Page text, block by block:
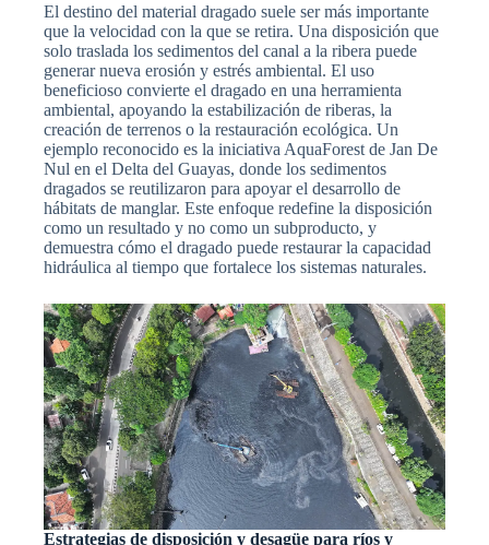
El destino del material dragado suele ser más importante
que la velocidad con la que se retira. Una disposición que
solo traslada los sedimentos del canal a la ribera puede
generar nueva erosión y estrés ambiental. El uso
beneficioso convierte el dragado en una herramienta
ambiental, apoyando la estabilización de riberas, la
creación de terrenos o la restauración ecológica. Un
ejemplo reconocido es la iniciativa AquaForest de Jan De
Nul en el Delta del Guayas, donde los sedimentos
dragados se reutilizaron para apoyar el desarrollo de
hábitats de manglar. Este enfoque redefine la disposición
como un resultado y no como un subproducto, y
demuestra cómo el dragado puede restaurar la capacidad
hidráulica al tiempo que fortalece los sistemas naturales.
Estrategias de disposición y desagüe para ríos y